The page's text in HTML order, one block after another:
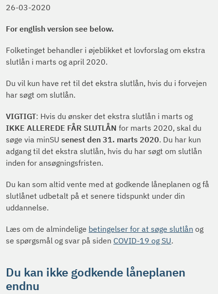
26-03-2020
For english version see below.
Folketinget behandler i øjeblikket et lovforslag om ekstra
slutlån i marts og april 2020.
Du vil kun have ret til det ekstra slutlån, hvis du i forvejen
har søgt om slutlån.
VIGTIGT: Hvis du ønsker det ekstra slutlån i marts og
IKKE ALLEREDE FÅR SLUTLÅN for marts 2020, skal du
søge via minSU senest den 31. marts 2020. Du har kun
adgang til det ekstra slutlån, hvis du har søgt om slutlån
inden for ansøgningsfristen.
Du kan som altid vente med at godkende låneplanen og få
slutlånet udbetalt på et senere tidspunkt under din
uddannelse.
Læs om de almindelige betingelser for at søge slutlån og
se spørgsmål og svar på siden COVID-19 og SU.
Du kan ikke godkende låneplanen
endnu